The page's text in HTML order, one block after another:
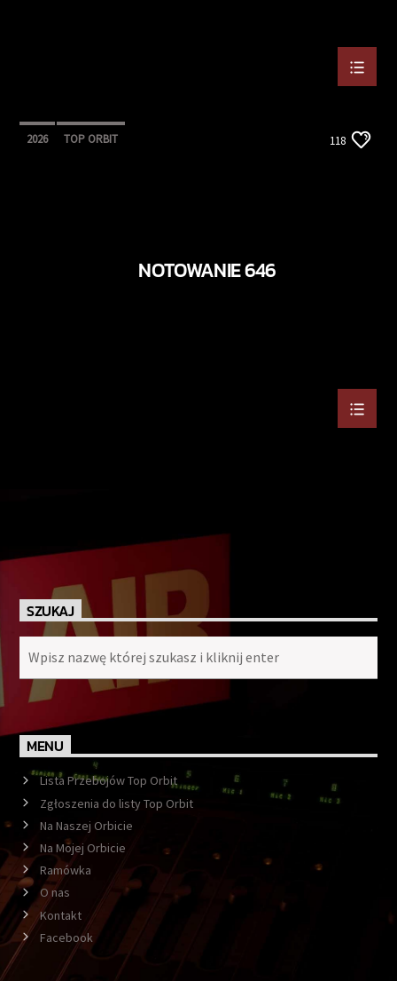
2026 TOP ORBIT 118
NOTOWANIE 646
SZUKAJ
MENU
Lista Przebojów Top Orbit
Zgłoszenia do listy Top Orbit
Na Naszej Orbicie
Na Mojej Orbicie
Ramówka
O nas
Kontakt
Facebook